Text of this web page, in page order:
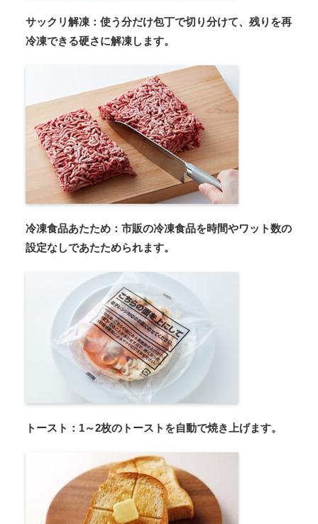
サックリ解凍：使う分だけ包丁で切り分けて、残りを再
冷凍できる硬さに解凍します。
冷凍食品あたため：市販の冷凍食品を時間やワット数の
設定なしであたためられます。
トースト：1～2枚のトーストを自動で焼き上げます。